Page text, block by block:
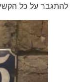
להתגבר על כל הקשיים.